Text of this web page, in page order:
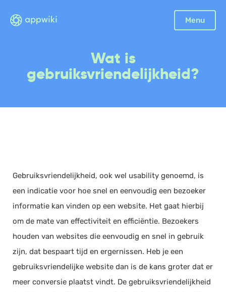
Menu
Sluiten
Aangifte
CRM
Sales
Urenregistratie
Offerte
Documentmanagement
Projectmanagement
Wat is
gebruiksvriendelijkheid?
Gebruiksvriendelijkheid, ook wel usability genoemd, is
een indicatie voor hoe snel en eenvoudig een bezoeker
informatie kan vinden op een website. Het gaat hierbij
om de mate van effectiviteit en efficiëntie. Bezoekers
houden van websites die eenvoudig en snel in gebruik
zijn, dat bespaart tijd en ergernissen. Heb je een
gebruiksvriendelijke website dan is de kans groter dat er
meer conversie plaatst vindt. De gebruiksvriendelijkheid